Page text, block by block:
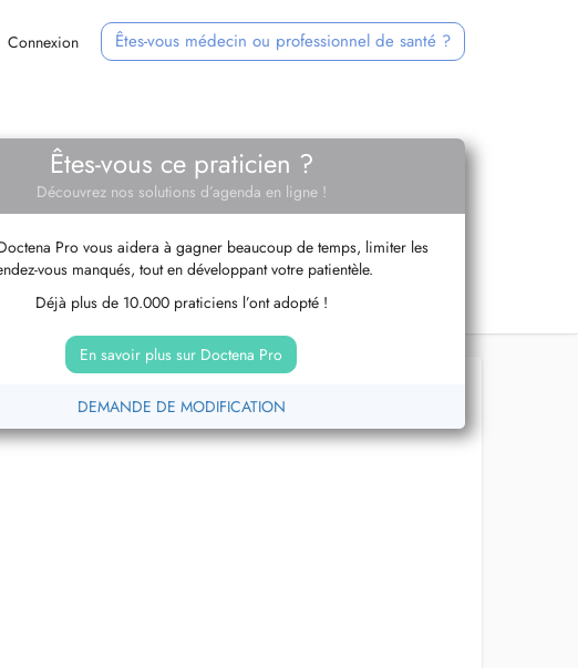
Connexion Êtes-vous médecin ou professionnel de santé ?
Êtes-vous ce praticien ?
Découvrez nos solutions d’agenda en ligne !
Pro vous aidera à gagner beaucoup de temps, limiter les
vous manqués, tout en développant votre patientèle.
Déjà plus de 10.000 praticiens l’ont adopté !
En savoir plus sur Doctena Pro
DEMANDE DE MODIFICATION